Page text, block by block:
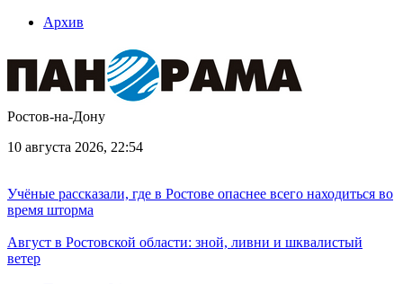
Архив
Ростов-на-Дону
10 августа 2026, 22:54
Учёные рассказали, где в Ростове опаснее всего находиться во
время шторма
Август в Ростовской области: зной, ливни и шквалистый
ветер